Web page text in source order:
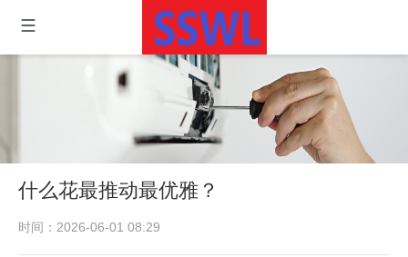
什么花最推动最优雅？
时间：2026-06-01 08:29